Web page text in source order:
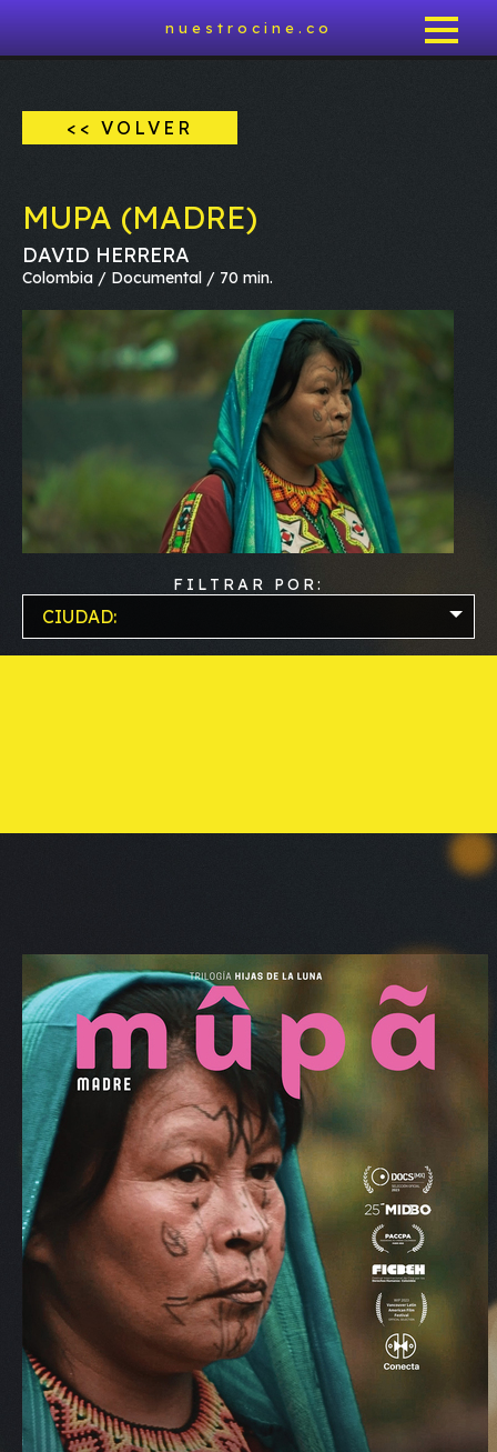
nuestrocine.co
<< VOLVER
MUPA (MADRE)
DAVID HERRERA
Colombia / Documental / 70 min.
FILTRAR POR:
CIUDAD: